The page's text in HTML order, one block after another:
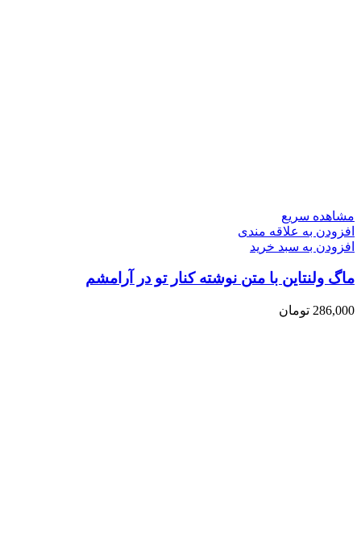
مشاهده سریع
افزودن به علاقه مندی
افزودن به سبد خرید
ماگ ولنتاین با متن نوشته کنار تو در آرامشم
286,000 تومان